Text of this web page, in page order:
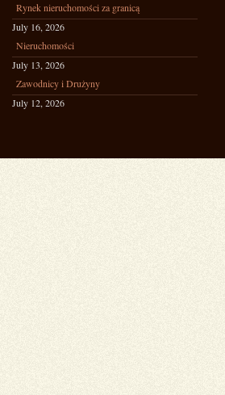
Rynek nieruchomości za granicą
July 16, 2026
Nieruchomości
July 13, 2026
Zawodnicy i Drużyny
July 12, 2026